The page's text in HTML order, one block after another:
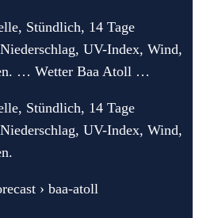
Stündlich, 14 Tage
UV-Index, Wind,
… Wetter Baa Atoll …
Stündlich, 14 Tage
UV-Index, Wind,
› baa-atoll